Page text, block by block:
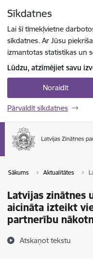
Sīkdatnes
Lai šī tīmekļvietne
sīkdatnes. Ar Jūsu
izmantotas statistikas un
Lūdzu, atzīmējiet savu
Noraidīt
Pārvaldīt sīkdatnes
Sākums Aktualitātes
Latvijas zinātnes
aicināta izteikt
partnerību
Atskaņot tekstu